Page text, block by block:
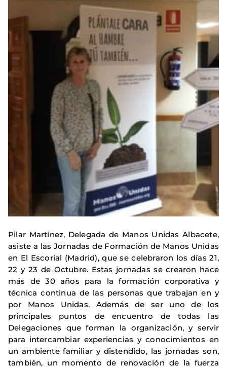
Pilar Martínez, Delegada de Manos Unidas Albacete,
asiste a las Jornadas de Formación de Manos Unidas
en El Escorial (Madrid), que se celebraron los días 21,
22 y 23 de Octubre. Estas jornadas se crearon hace
más de 30 años para la formación corporativa y
técnica continua de las personas que trabajan en y
por Manos Unidas. Además de ser uno de los
principales puntos de encuentro de todas las
Delegaciones que forman la organización, y servir
para intercambiar experiencias y conocimientos en
un ambiente familiar y distendido, las jornadas son,
también, un momento de renovación de la fuerza